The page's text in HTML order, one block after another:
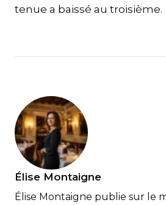
tenue a baissé au troisième.
Élise Montaigne
Élise Montaigne publie sur le